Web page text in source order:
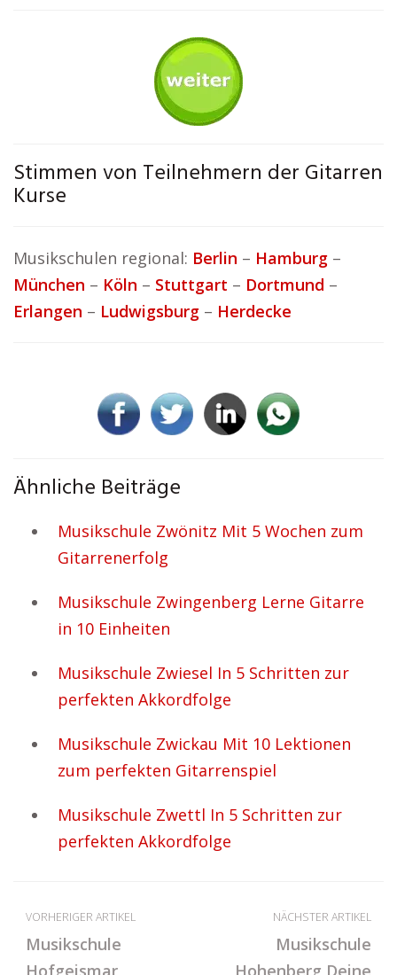
Stimmen von Teilnehmern der Gitarren
Kurse
Musikschulen regional: Berlin – Hamburg –
München – Köln – Stuttgart – Dortmund –
Erlangen – Ludwigsburg – Herdecke
Ähnliche Beiträge
Musikschule Zwönitz Mit 5 Wochen zum
Gitarrenerfolg
Musikschule Zwingenberg Lerne Gitarre
in 10 Einheiten
Musikschule Zwiesel In 5 Schritten zur
perfekten Akkordfolge
Musikschule Zwickau Mit 10 Lektionen
zum perfekten Gitarrenspiel
Musikschule Zwettl In 5 Schritten zur
perfekten Akkordfolge
VORHERIGER ARTIKEL
Musikschule
Hofgeismar
NÄCHSTER ARTIKEL
Musikschule
Hohenberg Deine